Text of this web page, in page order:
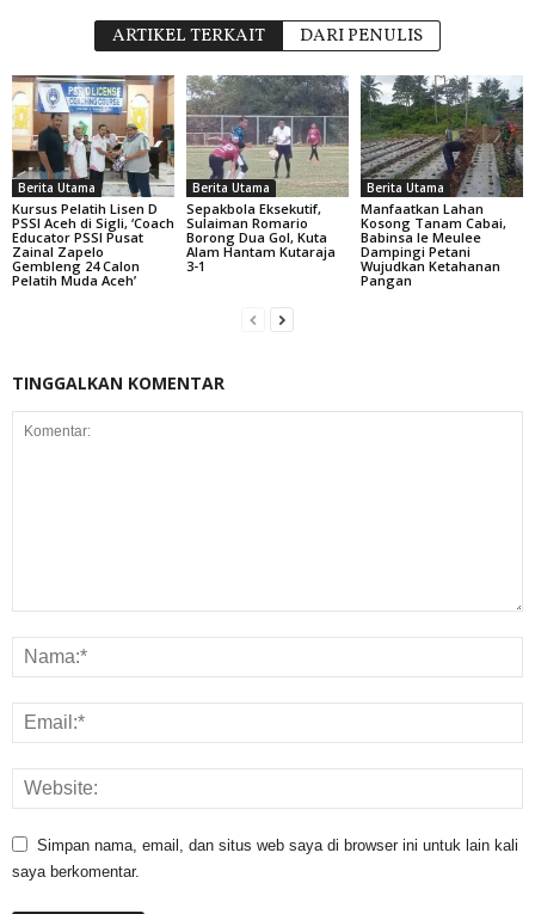
ARTIKEL TERKAIT DARI PENULIS
Berita Utama
Kursus Pelatih Lisen D
PSSI Aceh di Sigli, ‘Coach
Educator PSSI Pusat
Zainal Zapelo
Gembleng 24 Calon
Pelatih Muda Aceh’
Berita Utama
Sepakbola Eksekutif,
Sulaiman Romario
Borong Dua Gol, Kuta
Alam Hantam Kutaraja
3-1
Berita Utama
Manfaatkan Lahan
Kosong Tanam Cabai,
Babinsa Ie Meulee
Dampingi Petani
Wujudkan Ketahanan
Pangan
TINGGALKAN KOMENTAR
Simpan nama, email, dan situs web saya di browser ini untuk lain kali
saya berkomentar.